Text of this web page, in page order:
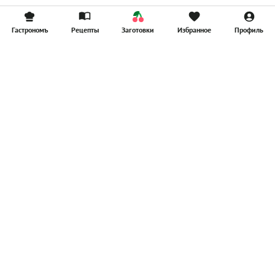
Гастрономъ Рецепты Заготовки Избранное Профиль